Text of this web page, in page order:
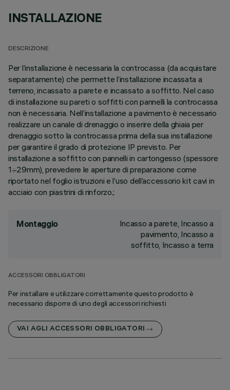
INSTALLAZIONE
DESCRIZIONE
Per l’installazione è necessaria la controcassa (da acquistare
separatamente) che permette l’installazione incassata a
terreno, incassato a parete e incassato a soffitto. Nel caso
di installazione su pareti o soffitti con pannelli la controcassa
non è necessaria. Nell’installazione a pavimento è necessario
realizzare un canale di drenaggio o inserire della ghiaia per
drenaggio sotto la controcassa prima della sua installazione
per garantire il grado di protezione IP previsto. Per
installazione a soffitto con pannelli in cartongesso (spessore
1÷29mm), prevedere le aperture di preparazione come
riportato nel foglio istruzioni e l’uso dell’accessorio kit cavi in
acciaio con piastrini di rinforzo.;
Montaggio
Incasso a parete, Incasso a
pavimento, Incasso a
soffitto, Incasso a terra
ACCESSORI OBBLIGATORI
Per installare e utilizzare correttamente questo prodotto è
necessario disporre di uno degli accessori richiesti
VAI AGLI ACCESSORI OBBLIGATORI